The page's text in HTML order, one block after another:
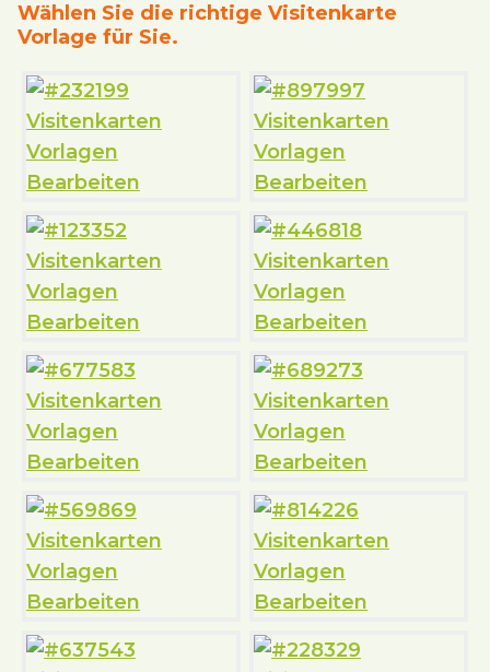
Wählen Sie die richtige Visitenkarte
Vorlage für Sie.